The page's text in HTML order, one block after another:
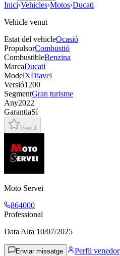
Inici›Vehicles›Motos›Ducati
Vehicle venut
Estat del vehicleOcasió
PropulsorCombustió
CombustibleBenzina
MarcaDucati
ModelXDiavel
Versió1200
SegmentGran turisme
Any2022
GarantiaSí
Venut
Moto Servei
864000
Professional
Data Alta 10/07/2025
Enviar missatge Perfil venedor